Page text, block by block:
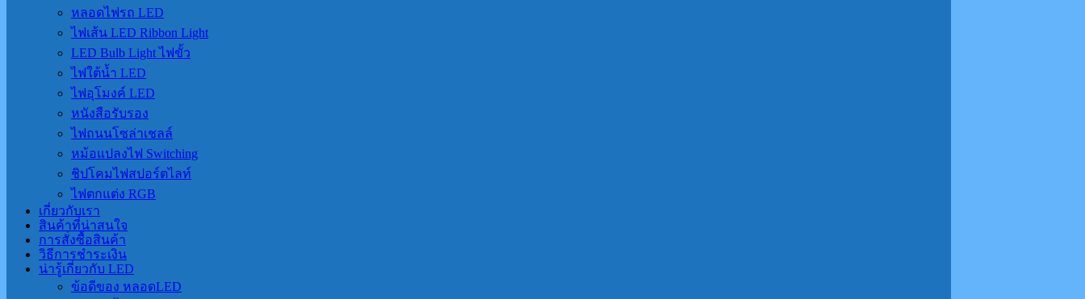
หลอดไฟรถ LED
ไฟเส้น LED Ribbon Light
LED Bulb Light ไฟขั้ว
ไฟใต้น้ำ LED
ไฟอุโมงค์ LED
หนังสือรับรอง
ไฟถนนโซล่าเชลล์
หม้อแปลงไฟ Switching
ชิปโคมไฟสปอร์ตไลท์
ไฟตกแต่ง RGB
เกี่ยวกับเรา
สินค้าที่น่าสนใจ
การสั่งซื้อสินค้า
วิธีการชำระเงิน
น่ารู้เกี่ยวกับ LED
ข้อดีของ หลอดLED